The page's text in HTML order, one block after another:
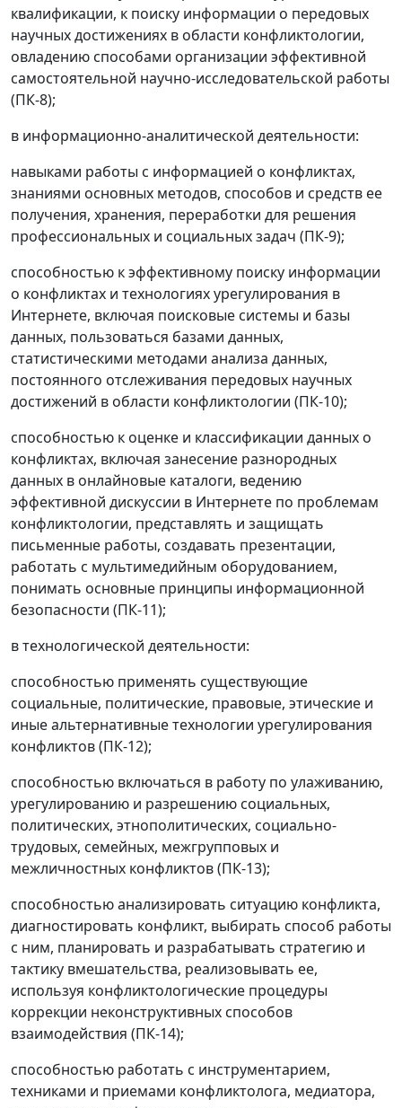
квалификации, к поиску информации о передовых
научных достижениях в области конфликтологии,
овладению способами организации эффективной
самостоятельной научно-исследовательской работы
(ПК-8);
в информационно-аналитической деятельности:
навыками работы с информацией о конфликтах,
знаниями основных методов, способов и средств ее
получения, хранения, переработки для решения
профессиональных и социальных задач (ПК-9);
способностью к эффективному поиску информации
о конфликтах и технологиях урегулирования в
Интернете, включая поисковые системы и базы
данных, пользоваться базами данных,
статистическими методами анализа данных,
постоянного отслеживания передовых научных
достижений в области конфликтологии (ПК-10);
способностью к оценке и классификации данных о
конфликтах, включая занесение разнородных
данных в онлайновые каталоги, ведению
эффективной дискуссии в Интернете по проблемам
конфликтологии, представлять и защищать
письменные работы, создавать презентации,
работать с мультимедийным оборудованием,
понимать основные принципы информационной
безопасности (ПК-11);
в технологической деятельности:
способностью применять существующие
социальные, политические, правовые, этические и
иные альтернативные технологии урегулирования
конфликтов (ПК-12);
способностью включаться в работу по улаживанию,
урегулированию и разрешению социальных,
политических, этнополитических, социально-
трудовых, семейных, межгрупповых и
межличностных конфликтов (ПК-13);
способностью анализировать ситуацию конфликта,
диагностировать конфликт, выбирать способ работы
с ним, планировать и разрабатывать стратегию и
тактику вмешательства, реализовывать ее,
используя конфликтологические процедуры
коррекции неконструктивных способов
взаимодействия (ПК-14);
способностью работать с инструментарием,
техниками и приемами конфликтолога, медиатора,